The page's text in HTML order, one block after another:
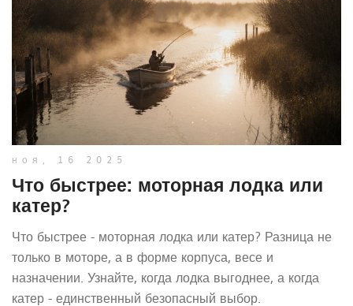
ноя, 16 2025
Что быстрее: моторная лодка или
катер?
Что быстрее - моторная лодка или катер? Разница не
только в моторе, а в форме корпуса, весе и
назначении. Узнайте, когда лодка выгоднее, а когда
катер - единственный безопасный выбор.